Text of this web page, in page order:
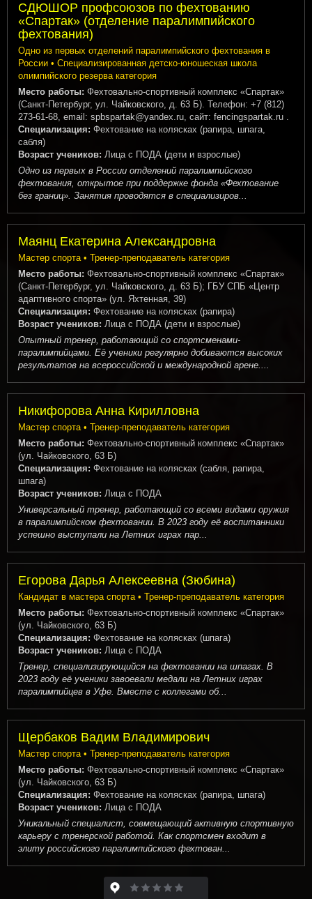
СДЮШОР профсоюзов по фехтованию
«Спартак» (отделение паралимпийского
фехтования)
Одно из первых отделений паралимпийского фехтования в
России • Специализированная детско-юношеская школа
олимпийского резерва категория
Место работы: Фехтовально-спортивный комплекс «Спартак»
(Санкт-Петербург, ул. Чайковского, д. 63 Б). Телефон: +7 (812)
273-61-68, email: spbspartak@yandex.ru, сайт: fencingspartak.ru .
Специализация: Фехтование на колясках (рапира, шпага,
сабля)
Возраст учеников: Лица с ПОДА (дети и взрослые)
Одно из первых в России отделений паралимпийского
фехтования, открытое при поддержке фонда «Фехтование
без границ». Занятия проводятся в специализиров...
Маянц Екатерина Александровна
Мастер спорта • Тренер-преподаватель категория
Место работы: Фехтовально-спортивный комплекс «Спартак»
(Санкт-Петербург, ул. Чайковского, д. 63 Б); ГБУ СПБ «Центр
адаптивного спорта» (ул. Яхтенная, 39)
Специализация: Фехтование на колясках (рапира)
Возраст учеников: Лица с ПОДА (дети и взрослые)
Опытный тренер, работающий со спортсменами-
паралимпийцами. Её ученики регулярно добиваются высоких
результатов на всероссийской и международной арене....
Никифорова Анна Кирилловна
Мастер спорта • Тренер-преподаватель категория
Место работы: Фехтовально-спортивный комплекс «Спартак»
(ул. Чайковского, 63 Б)
Специализация: Фехтование на колясках (сабля, рапира,
шпага)
Возраст учеников: Лица с ПОДА
Универсальный тренер, работающий со всеми видами оружия
в паралимпийском фехтовании. В 2023 году её воспитанники
успешно выступали на Летних играх пар...
Егорова Дарья Алексеевна (Зюбина)
Кандидат в мастера спорта • Тренер-преподаватель категория
Место работы: Фехтовально-спортивный комплекс «Спартак»
(ул. Чайковского, 63 Б)
Специализация: Фехтование на колясках (шпага)
Возраст учеников: Лица с ПОДА
Тренер, специализирующийся на фехтовании на шпагах. В
2023 году её ученики завоевали медали на Летних играх
паралимпийцев в Уфе. Вместе с коллегами об...
Щербаков Вадим Владимирович
Мастер спорта • Тренер-преподаватель категория
Место работы: Фехтовально-спортивный комплекс «Спартак»
(ул. Чайковского, 63 Б)
Специализация: Фехтование на колясках (рапира, шпага)
Возраст учеников: Лица с ПОДА
Уникальный специалист, совмещающий активную спортивную
карьеру с тренерской работой. Как спортсмен входит в
элиту российского паралимпийского фехтован...